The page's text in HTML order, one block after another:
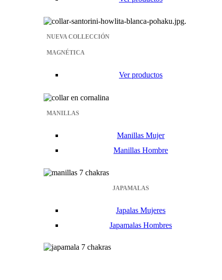
NUEVA COLLECCIÓN
MAGNÉTICA
Ver productos
MANILLAS
Manillas Mujer
Manillas Hombre
JAPAMALAS
Japalas Mujeres
Japamalas Hombres